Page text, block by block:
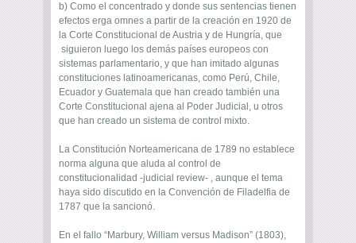
b) Como el concentrado y donde sus sentencias tienen
efectos erga omnes a partir de la creación en 1920 de
la Corte Constitucional de Austria y de Hungría, que
siguieron luego los demás países europeos con
sistemas parlamentario, y que han imitado algunas
constituciones latinoamericanas, como Perú, Chile,
Ecuador y Guatemala que han creado también una
Corte Constitucional ajena al Poder Judicial, u otros
que han creado un sistema de control mixto.
La Constitución Norteamericana de 1789 no establece
norma alguna que aluda al control de
constitucionalidad -judicial review- , aunque el tema
haya sido discutido en la Convención de Filadelfia de
1787 que la sancionó.
En el fallo “Marbury, William versus Madison” (1803),